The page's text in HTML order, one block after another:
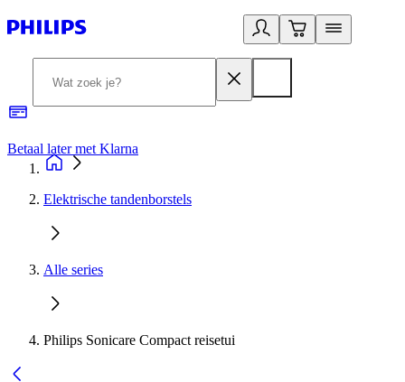
Betaal later met Klarna
Elektrische tandenborstels
Alle series
Philips Sonicare Compact reisetui